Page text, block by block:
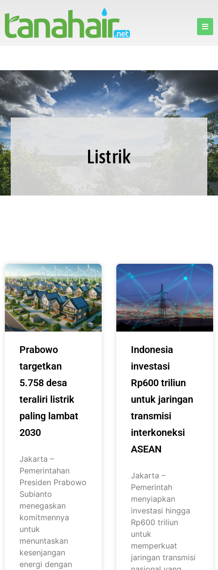
Listrik
Prabowo
targetkan
5.758 desa
teraliri listrik
paling lambat
2030
Jakarta –
Pemerintahan
Presiden Prabowo
Subianto
menegaskan
komitmennya
untuk
menuntaskan
kesenjangan
energi dengan
Indonesia
investasi
Rp600 triliun
untuk jaringan
transmisi
interkoneksi
ASEAN
Jakarta –
Pemerintah
menyiapkan
investasi hingga
Rp600 triliun
untuk
memperkuat
jaringan transmisi